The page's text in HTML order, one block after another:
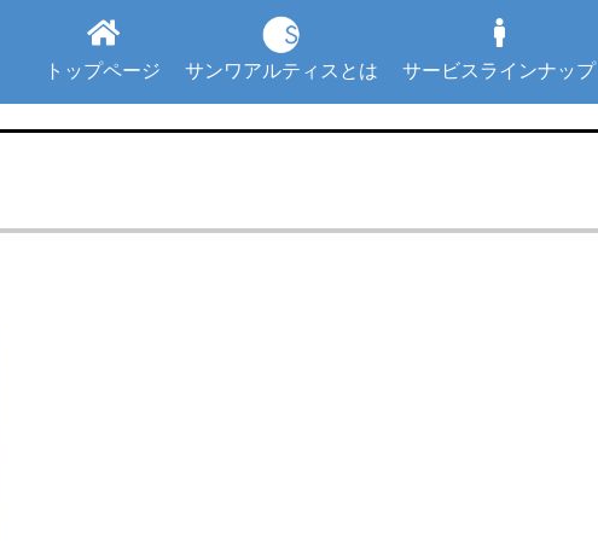
トップページ サンワアルティスとは サービスラインナップ